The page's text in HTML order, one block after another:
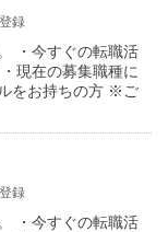
録
・今すぐの転職活
現在の募集職種に
をお持ちの方 ※ご
録
・今すぐの転職活